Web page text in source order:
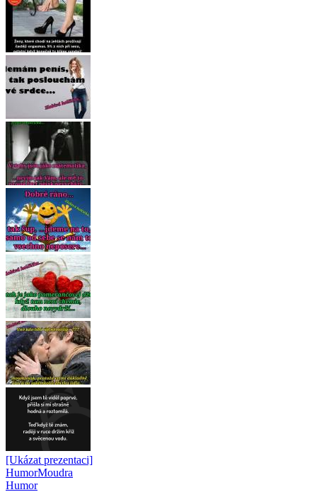
[Ukázat prezentaci]
HumorMoudra
Humor